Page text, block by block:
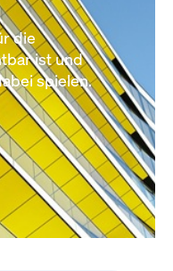
die
ist und
spielen.